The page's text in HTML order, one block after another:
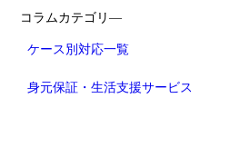
コラムカテゴリ―
ケース別対応一覧
身元保証・生活支援サービス